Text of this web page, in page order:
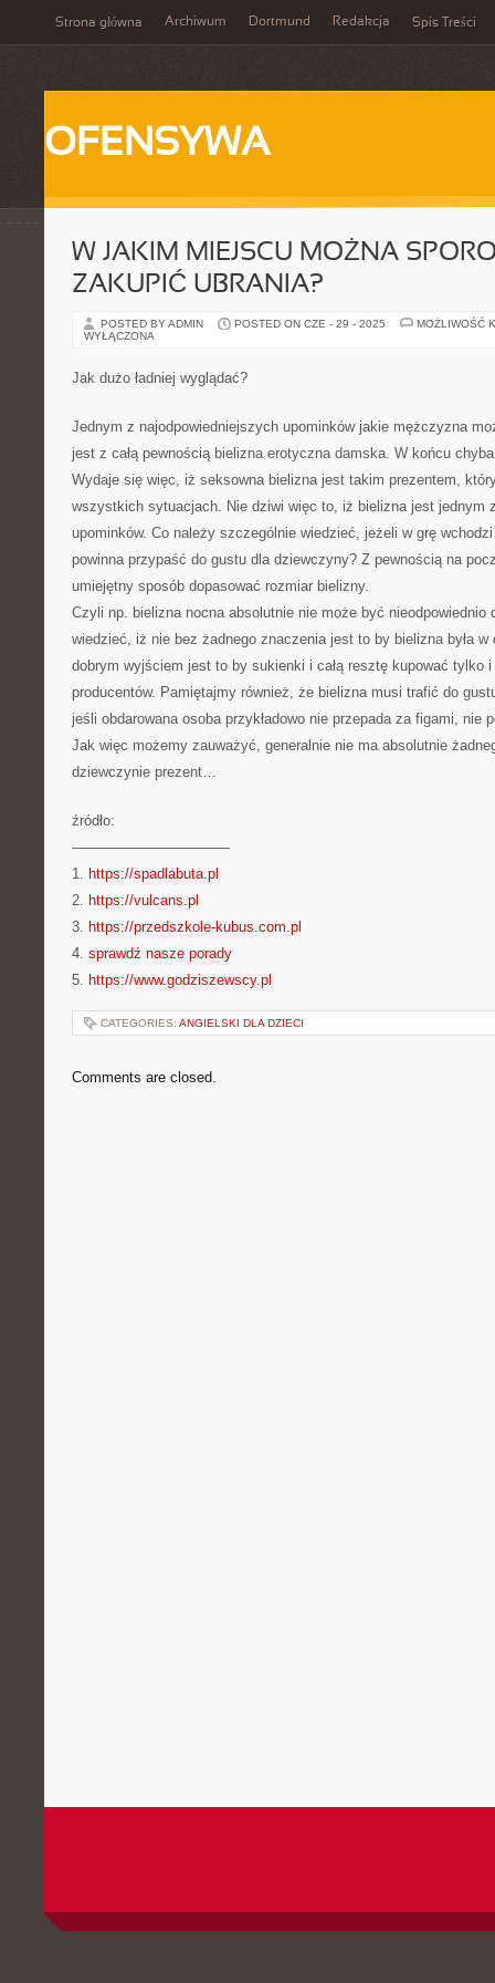
Strona główna Archiwum Dortmund Redakcja Spis Treści
OFENSYWA
W JAKIM MIEJSCU MOŻNA
ZAKUPIĆ UBRANIA?
POSTED BY ADMIN POSTED ON CZE - 29 - 2025
MOŻLIWOŚĆ
WYŁĄCZONA
Jak dużo ładniej wyglądać?
Jednym z najodpowiedniejszych upominków jakie mężczyzna
jest z całą pewnością bielizna erotyczna damska. W końcu
Wydaje się więc, iż seksowna bielizna jest takim prezentem,
wszystkich sytuacjach. Nie dziwi więc to, iż bielizna jest jednym
upominków. Co należy szczególnie wiedzieć, jeżeli w grę
powinna przypaść do gustu dla dziewczyny? Z pewnością na
umiejętny sposób dopasować rozmiar bielizny.
Czyli np. bielizna nocna absolutnie nie może być nieodpowiednio
wiedzieć, iż nie bez żadnego znaczenia jest to by bielizna była w
dobrym wyjściem jest to by sukienki i całą resztę kupować tylko i
producentów. Pamiętajmy również, że bielizna musi trafić do
jeśli obdarowana osoba przykładowo nie przepada za figami, nie
Jak więc możemy zauważyć, generalnie nie ma absolutnie
dziewczynie prezent…
źródło:
———————————
1. https://spadlabuta.pl
2. https://vulcans.pl
3. https://przedszkole-kubus.com.pl
4. sprawdź nasze porady
5. https://www.godziszewscy.pl
CATEGORIES: ANGIELSKI DLA DZIECI
Comments are closed.